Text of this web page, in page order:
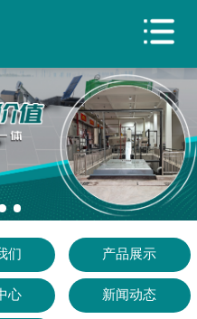
关于我们
产品展示
施工案例
视频中心
新闻动态
资质荣誉
们 产品展示
心 新闻动态